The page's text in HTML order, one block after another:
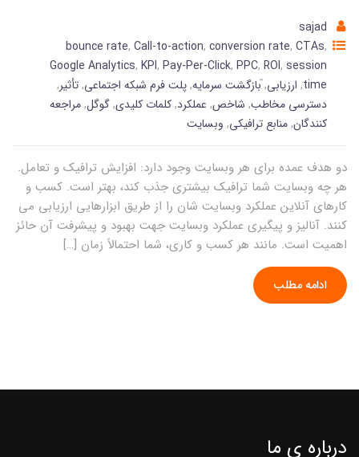
sajad
bounce rate, Call-to-action, conversion rate, CTAs,
Google Analytics, KPI, Pay-Per-Click, PPC, ROI, session
time
, ارزیابی,ّبازگشت سرمایه,پلت فرم شبکه اجتماعی,تأثیر,
دسترسی مخاطب, شاخص, عملکرد,کلمات کلیدی,گوگل,مراجعه
کنندگان,منابع ترافیکی, وبسایت
دو هدف عمده برای هر وبسایت وجود دارد: افزایش ترافیک و تعامل.
هر چه وبسایت شما ترافیک بیشتری جذب کند، بهتر است. کسب و
کارهای آنلاین عملکرد وبسایت شان را از طریق ابزارهایی ارزیابی می
کنند. آنالیز و پیگیری عملکرد وبسایت جهت بهبود و پیشرفت آن حائز
اهمیت است. مانند هر کسب و کاری، شما احتمالاً زمان […]
ادامه مطلب
درباره ی ما